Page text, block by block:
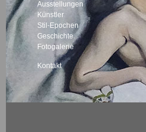
Ausstellungen
Künstler
Stil-Epochen
Geschichte
Fotogalerie
Kontakt